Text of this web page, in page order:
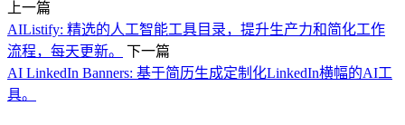
上一篇
AIListify: 精选的人工智能工具目录，提升生产力和简化工作
流程，每天更新。
下一篇
AI LinkedIn Banners: 基于简历生成定制化LinkedIn横幅的AI工
具。